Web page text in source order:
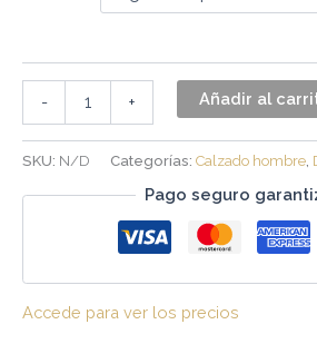
- + Añadir al
SKU: N/D Categorías: Calzado hombre
Pago seguro
Accede para ver los precios